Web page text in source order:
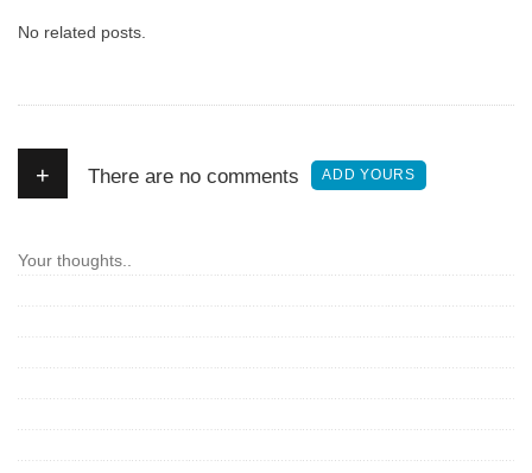
No related posts.
+ There are no comments ADD YOURS